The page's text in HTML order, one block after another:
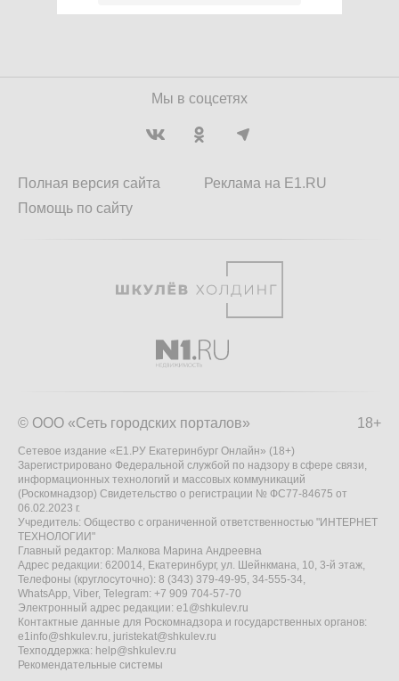
Мы в соцсетях
Полная версия сайта
Помощь по сайту
Реклама на E1.RU
18+
© ООО «Сеть городских порталов»
Сетевое издание «Е1.РУ Екатеринбург Онлайн» (18+)
Зарегистрировано Федеральной службой по надзору в сфере связи,
информационных технологий и массовых коммуникаций
(Роскомнадзор) Свидетельство о регистрации № ФС77-84675 от
06.02.2023 г.
Учредитель: Общество с ограниченной ответственностью "ИНТЕРНЕТ
ТЕХНОЛОГИИ"
Главный редактор: Малкова Марина Андреевна
Адрес редакции: 620014, Екатеринбург, ул. Шейнкмана, 10, 3-й этаж,
Телефоны (круглосуточно): 8 (343) 379-49-95, 34-555-34,
WhatsApp, Viber, Telegram: +7 909 704-57-70
Электронный адрес редакции: e1@shkulev.ru
Контактные данные для Роскомнадзора и государственных органов:
e1info@shkulev.ru, juristekat@shkulev.ru
Техподдержка: help@shkulev.ru
Рекомендательные системы